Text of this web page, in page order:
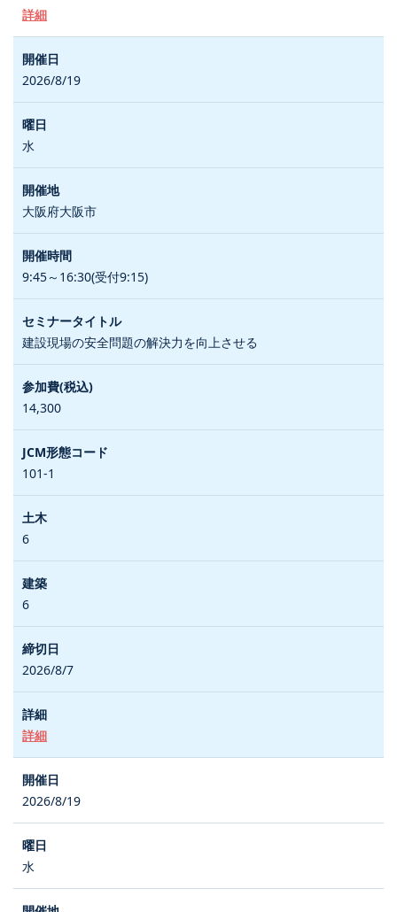
詳細
2026/8/19
水
大阪府大阪市
9:45～16:30(受付9:15)
建設現場の安全問題の解決力を向上させる
14,300
101-1
6
6
2026/8/7
詳細
2026/8/19
水